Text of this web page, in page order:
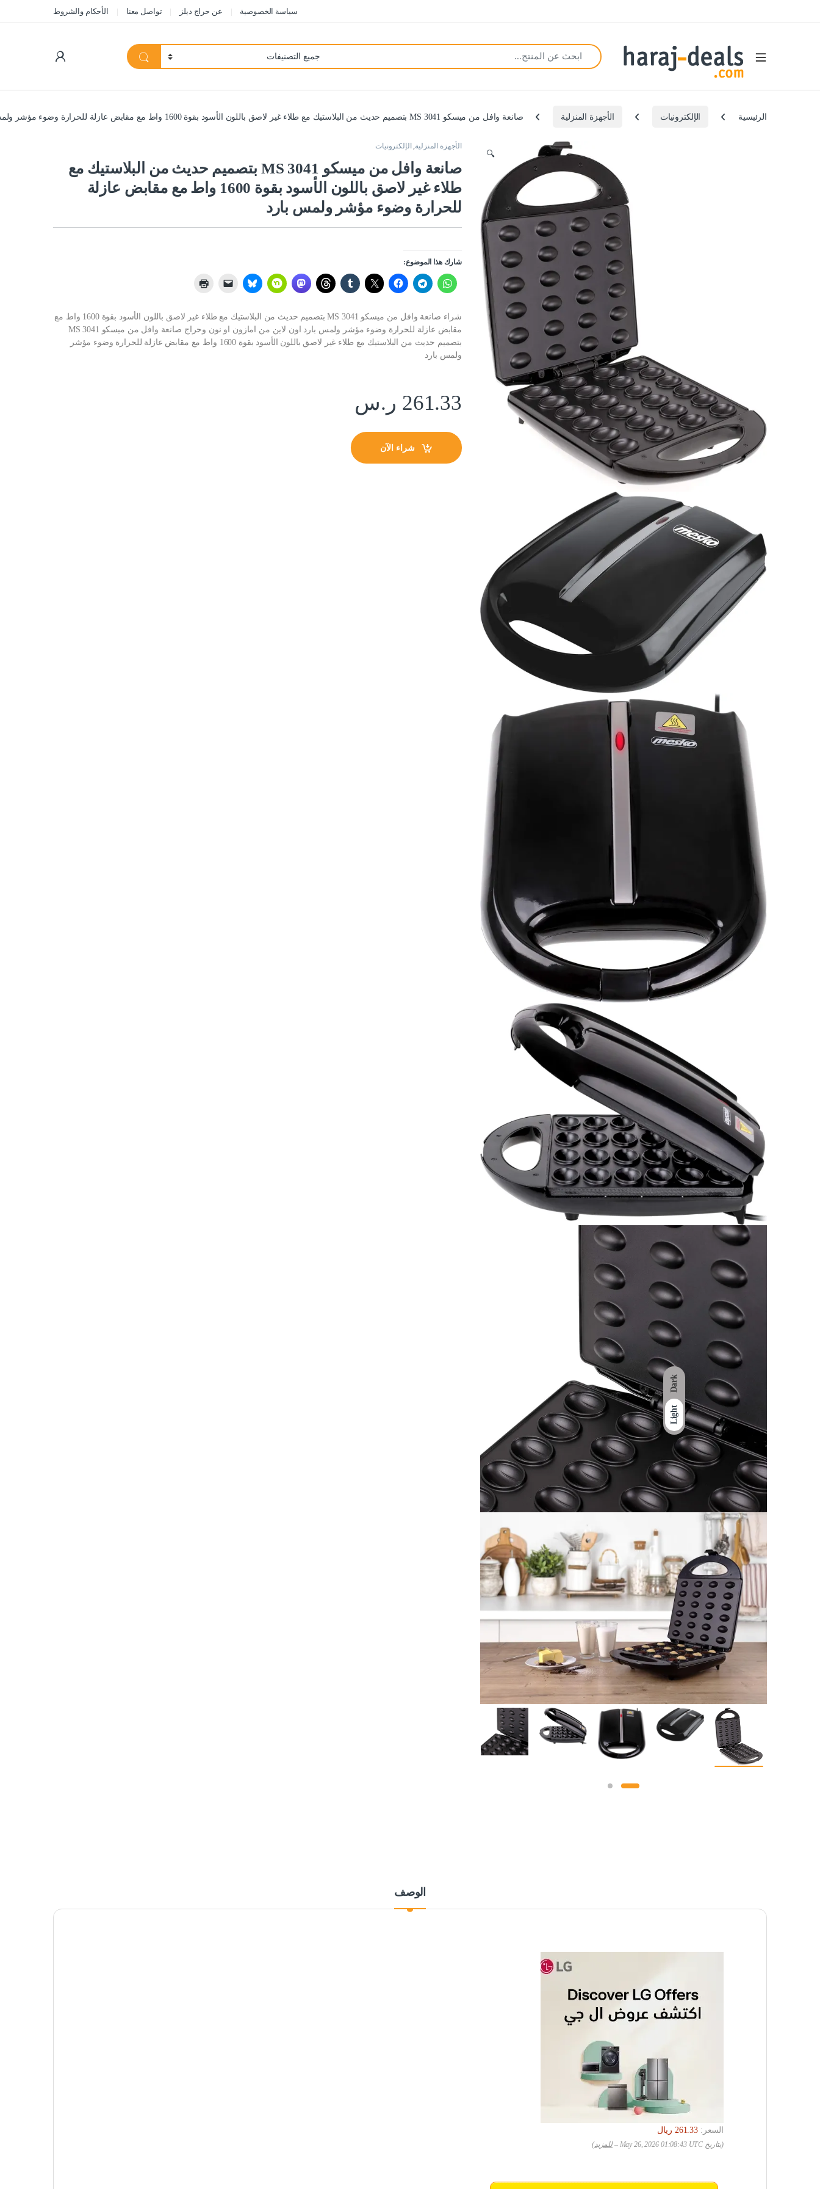
Dark
Light
سياسة الخصوصية عن حراج ديلز تواصل معنا الأحكام والشروط
Open
Search for:
الرئيسية الإلكترونيات الأجهزة المنزلية صانعة وافل من ميسكو MS 3041 بتصميم حديث من البلاستيك مع طلاء غير لاصق باللون الأسود بقوة 1600 واط مع مقابض عازلة للحرارة وضوء مؤشر ولمس بارد
🔍
الأجهزة المنزلية, الإلكترونيات
صانعة وافل من ميسكو MS 3041 بتصميم حديث من البلاستيك مع
طلاء غير لاصق باللون الأسود بقوة 1600 واط مع مقابض عازلة
للحرارة وضوء مؤشر ولمس بارد
شارك هذا الموضوع:
شراء صانعة وافل من ميسكو MS 3041 بتصميم حديث من البلاستيك مع طلاء غير لاصق باللون الأسود بقوة 1600 واط مع
مقابض عازلة للحرارة وضوء مؤشر ولمس بارد اون لاين من امازون او نون وحراج صانعة وافل من ميسكو MS 3041
بتصميم حديث من البلاستيك مع طلاء غير لاصق باللون الأسود بقوة 1600 واط مع مقابض عازلة للحرارة وضوء مؤشر
ولمس بارد
261.33 ر.س
شراء الآن
الوصف
السعر:
‏261.33 ريال
(بتاريخ May 26, 2026 01:08:43 UTC – للمزيد)